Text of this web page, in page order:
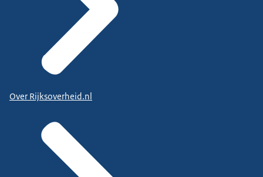
Over Rijksoverheid.nl